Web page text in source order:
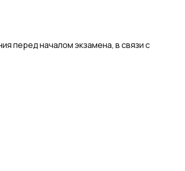
перед началом экзамена, в связи с